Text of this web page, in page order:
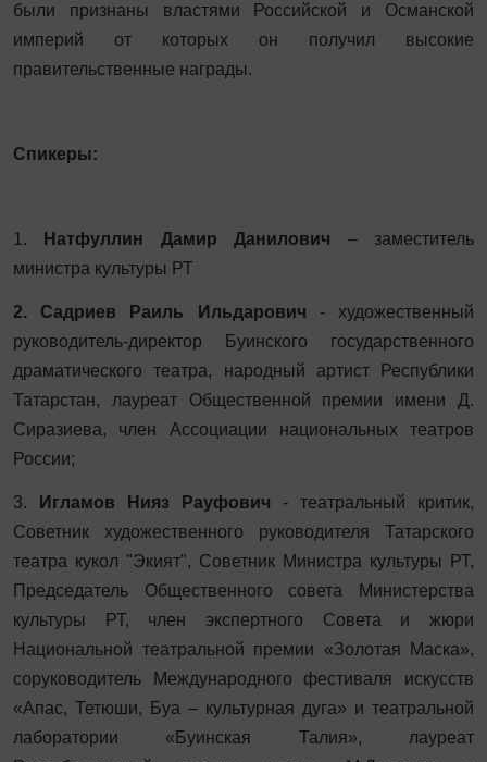
были признаны властями Российской и Османской
империй от которых он получил высокие
правительственные награды.
Спикеры:
1. Натфуллин Дамир Данилович – заместитель
министра культуры РТ
2. Садриев Раиль Ильдарович - художественный
руководитель-директор Буинского государственного
драматического театра, народный артист Республики
Татарстан, лауреат Общественной премии имени Д.
Сиразиева, член Ассоциации национальных театров
России;
3. Игламов Нияз Рауфович - театральный критик,
Советник художественного руководителя Татарского
театра кукол "Экият", Советник Министра культуры РТ,
Председатель Общественного совета Министерства
культуры РТ, член экспертного Совета и жюри
Национальной театральной премии «Золотая Маска»,
соруководитель Международного фестиваля искусств
«Апас, Тетюши, Буа – культурная дуга» и театральной
лаборатории «Буинская Талия», лауреат